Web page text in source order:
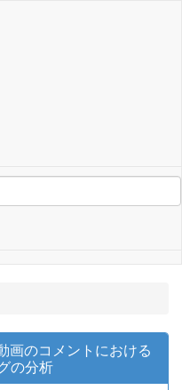
画のコメントにおける
の分析